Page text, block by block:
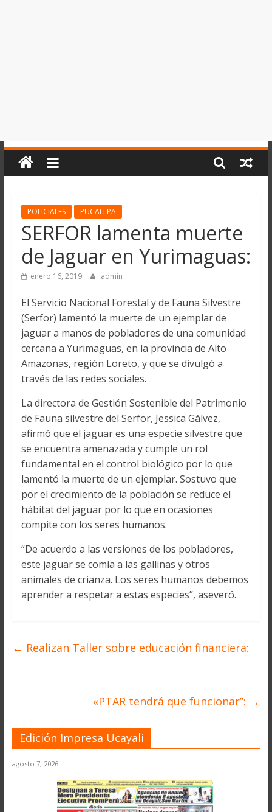
POLICIALES PUCALLPA
SERFOR lamenta muerte
de Jaguar en Yurimaguas:
enero 16, 2019 admin
El Servicio Nacional Forestal y de Fauna Silvestre
(Serfor) lamentó la muerte de un ejemplar de
jaguar a manos de pobladores de una comunidad
cercana a Yurimaguas, en la provincia de Alto
Amazonas, región Loreto, y que se divulgó a
través de las redes sociales.
La directora de Gestión Sostenible del Patrimonio
de Fauna silvestre del Serfor, Jessica Gálvez,
afirmó que el jaguar es una especie silvestre que
se encuentra amenazada y cumple un rol
fundamental en el control biológico por lo que
lamentó la muerte de un ejemplar. Sostuvo que
por el crecimiento de la población se reduce el
hábitat del jaguar por lo que en ocasiones
compite con los seres humanos.
“De acuerdo a las versiones de los pobladores,
este jaguar se comía a las gallinas y otros
animales de crianza. Los seres humanos debemos
aprender a respetar a estas especies”, aseveró.
← Realizan Taller sobre educación financiera:
«PTAR tendrá que funcionar”: →
Edición Impresa Ucayali
agosto 7, 2026